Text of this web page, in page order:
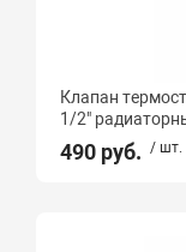
Клапан
1/2"
490 руб. / шт.